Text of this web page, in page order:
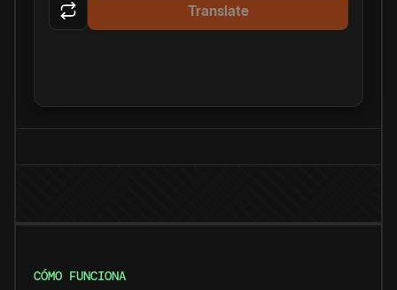
Translate
CÓMO FUNCIONA